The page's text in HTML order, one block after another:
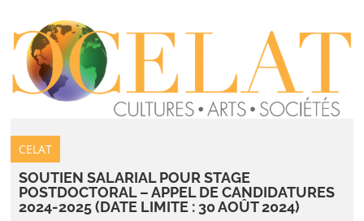
CELAT
SOUTIEN SALARIAL POUR STAGE
POSTDOCTORAL – APPEL DE CANDIDATURES
2024-2025 (DATE LIMITE : 30 AOÛT 2024)